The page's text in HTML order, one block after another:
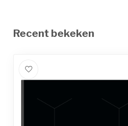
Recent bekeken